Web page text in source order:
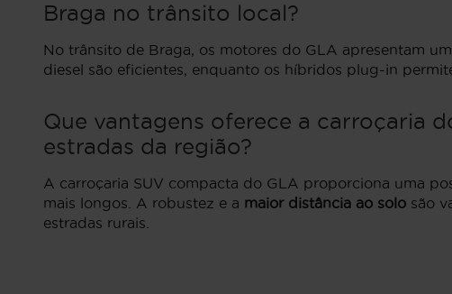
Braga no trânsito local?
No trânsito de Braga, os motores do GLA apresentam
diesel são eficientes, enquanto os híbridos plug-in
Que vantagens oferece a carroçaria
estradas da região?
A carroçaria SUV compacta do GLA proporciona uma
mais longos. A robustez e a maior distância ao solo são
estradas rurais.